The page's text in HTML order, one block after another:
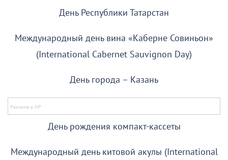
День Республики Татарстан
Международный день вина «Каберне Совиньон»
(International Cabernet Sauvignon Day)
День города – Казань
День рождения компакт-кассеты
Международный день китовой акулы (International